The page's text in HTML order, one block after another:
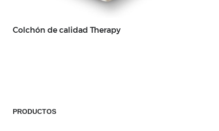
Colchón de calidad Therapy
PRODUCTOS